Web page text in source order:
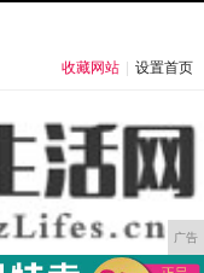
收藏网站 设置首页
广告